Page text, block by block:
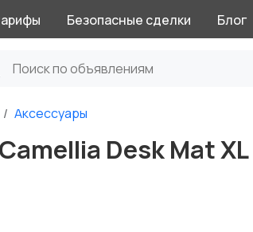
Безопасные сделки Блог
Аксессуары
Desk Mat